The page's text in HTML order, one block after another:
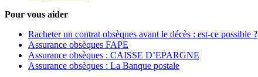
Pour vous aider
Racheter un contrat obsèques avant le décès : est-ce possible ?
Assurance obsèques FAPE
Assurance obsèques : CAISSE D’EPARGNE
Assurance obsèques : La Banque postale